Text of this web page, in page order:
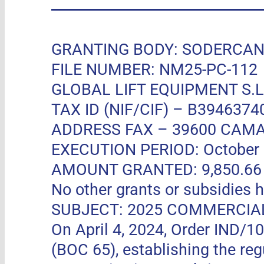
GRANTING BODY:
FILE NUMBER: NM25-PC-112
GLOBAL LIFT EQUIPMENT
TAX ID (NIF/CIF) –
ADDRESS FAX – 39600
EXECUTION PERIOD:
AMOUNT GRANTED:
No other grants or subsidies
SUBJECT: 2025
On April 4, 2024, Order IND/
(BOC 65), establishing the